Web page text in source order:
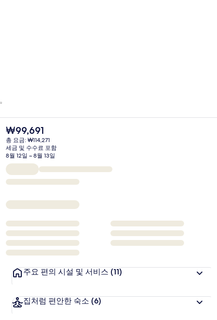
현
재
가
격
은
₩99,691
₩99,691
총 요금: ₩114,271
세금 및 수수료 포함
8월 12일 ~ 8월 13일
주요 편의 시설 및 서비스 (11)
집처럼 편안한 숙소 (6)